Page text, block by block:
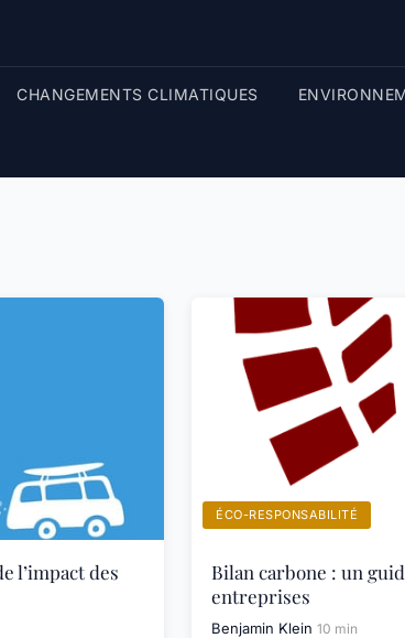
CHANGEMENTS CLIMATIQUES
l’impact des
ÉCO-RESPONSABILITÉ
Bilan carbone : un
entreprises
Benjamin Klein 10 min